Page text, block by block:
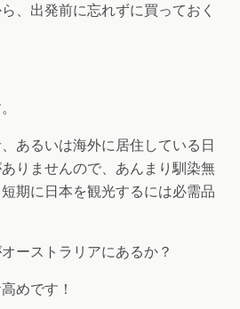
、出発前に忘れずに買っておく
あるいは海外に居住している日
りませんので、あんまり馴染無
期に日本を観光するには必需品
ーストラリアにあるか？
めです！